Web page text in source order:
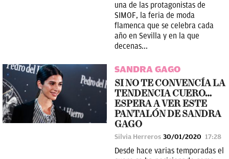
una de las protagonistas de
SIMOF, la feria de moda
flamenca que se celebra cada
año en Sevilla y en la que
decenas...
SANDRA GAGO
SI NO TE CONVENCÍA LA
TENDENCIA CUERO…
ESPERA A VER ESTE
PANTALÓN DE SANDRA
GAGO
Silvia Herreros 30/01/2020 17:28
Desde hace varias temporadas el